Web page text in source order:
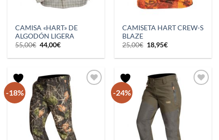
CAMISA «HART» DE
ALGODÓN LIGERA
55,00€ El
precio
original
44,00€El
actual
CAMISETA HART CREW-S
BLAZE
25,00€ El
precio
original
18,95€El
actual
-18% -24%